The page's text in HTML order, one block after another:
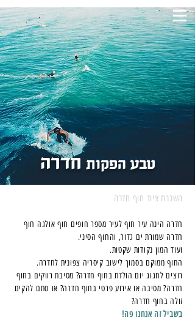
טבע הפקות
טבע הפקות חדרה
השכרת ציוד חוף חדרה
חדרה הינה עיר חוף לעיר מספר חופים חוף אולגה חוף
חדרה שמורת ים גדור, והחוף הסיני.
ועוד המון נקודות שקטות.
החוף ממוקם בסמוך לישוב קיסריה צפונית לחדרה.
רוצים לחגוג יום הולדת בחוף חדרה? מסיבת רווקים בחוף
חדרה? מסיבה או אירוע פרטי בחוף חדרה? או סתם להקים
זולה בחוף חדרה?
בשביל זה אנחנו פה!